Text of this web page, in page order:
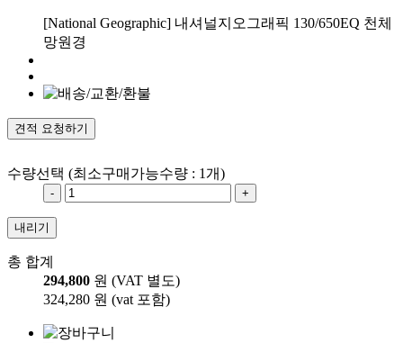
[National Geographic] 내셔널지오그래픽 130/650EQ 천체
망원경
견적 요청하기
수량선택 (최소구매가능수량 : 1개)
- +
내리기
총 합계
294,800 원 (VAT 별도)
324,280 원 (vat 포함)